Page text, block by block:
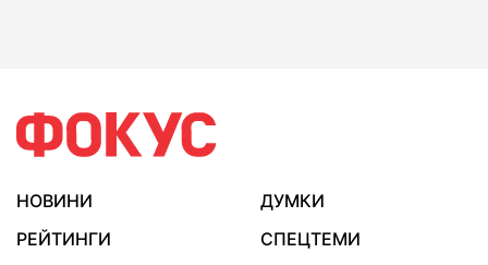
НОВИНИ
ДУМКИ
РЕЙТИНГИ
СПЕЦТЕМИ